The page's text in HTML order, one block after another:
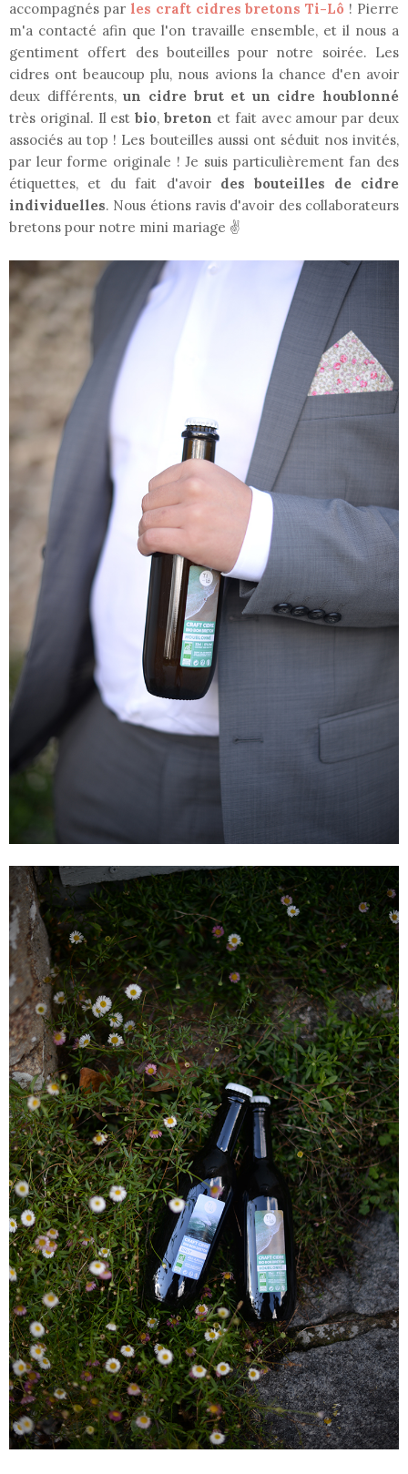
accompagnés par les craft cidres bretons Ti-Lô ! Pierre
m'a contacté afin que l'on travaille ensemble, et il nous a
gentiment offert des bouteilles pour notre soirée. Les
cidres ont beaucoup plu, nous avions la chance d'en avoir
deux différents, un cidre brut et un cidre houblonné
très original. Il estbio,breton et fait avec amour par deux
associés au top ! Les bouteilles aussi ont séduit nos invités,
par leur forme originale ! Je suis particulièrement fan des
étiquettes, et du fait d'avoir des bouteilles de cidre
individuelles. Nous étions ravis d'avoir des collaborateurs
bretons pour notre mini mariage ✌